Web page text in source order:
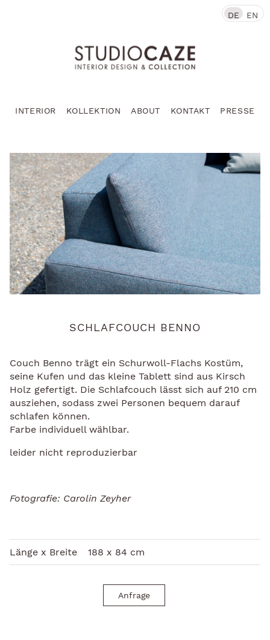
INTERIOR KOLLEKTION ABOUT KONTAKT PRESSE
DE EN
SCHLAFCOUCH BENNO
Couch Benno trägt ein Schurwoll-Flachs Kostüm,
seine Kufen und das kleine Tablett sind aus Kirsch
Holz gefertigt. Die Schlafcouch lässt sich auf 210 cm
ausziehen, sodass zwei Personen bequem darauf
schlafen können.
Farbe individuell wählbar.
leider nicht reproduzierbar
Fotografie: Carolin Zeyher
Länge x Breite 188 x 84 cm
Anfrage